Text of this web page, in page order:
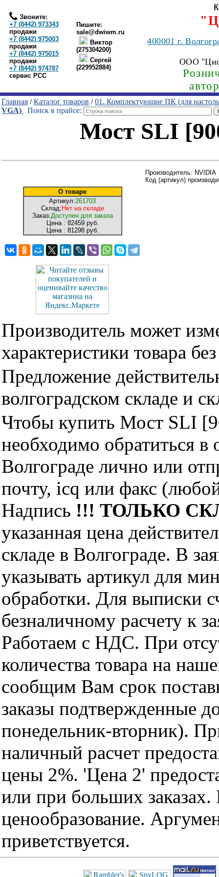
Звоните:
+7 (8442) 973343
продажи
+7 (8442) 975003
продажи
+7 (8442) 975015
продажи
+7 (8442) 974787
сервис РСС
Пишите:
sale@dwiwm.ru
Виктор
(275304200)
Сергей
(229952884)
400001г.
ООО
Главная /Каталог товаров /01. Комплектующие ПК (для
VGA)
Поиск в прайсе:
Мост SLI
О товаре
Артикул:261703
Склад: Нет на складе
Заказ:Доступен для заказа
Цена : 82459 руб.
Цена : 81298 руб.
Производитель: NVIDIA
Код (артикул)
Производитель может
характеристики товара
Предложение
волгоградском складе и
Чтобы купить Мост SLI
необходимо
Волгограде лично или
почту, icq или факс
Надпись !!! ТОЛЬКО
указанная цена
складе в Волгограде. В
указывать артикул для
обработки. Для выписки
безналичному расчету к
Работаем с НДС. При
количества товара на
сообщим Вам срок
заказы подтвержденные
понедельник-вторник).
наличный расчет
цены 2%. 'Цена 2'
или при больших
ценообразование.
приветствуется.